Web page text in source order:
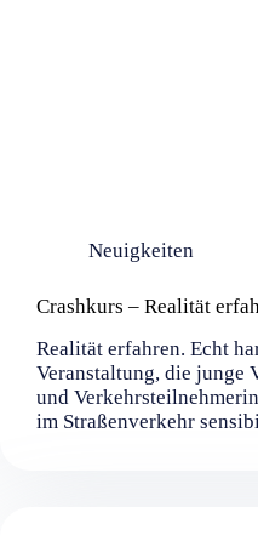
Neuigkeiten
Crashkurs – Realität
Realität erfahren. Echt
Veranstaltung, die junge
und
im Straßenverkehr